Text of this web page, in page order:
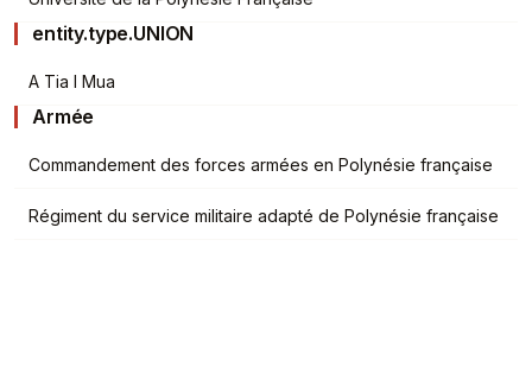
entity.type.UNION
A Tia I Mua
Armée
Commandement des forces armées en Polynésie française
Régiment du service militaire adapté de Polynésie française